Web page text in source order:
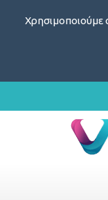
Χρησιμοποιούμε